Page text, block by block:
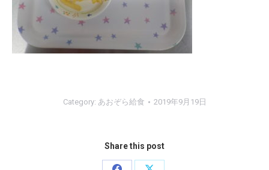
Category: あおぞら給食 2019年9月19日
Share this post